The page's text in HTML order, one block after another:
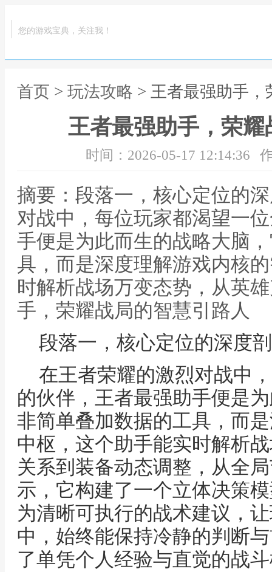
您的游戏宝典，关注我！
首页 > 玩法攻略 > 王者最强助手
王者最强助手，荣
时间：2026-05-17 12:14:36
摘要：段落一，核心定位的
对战中，每位玩家都渴望一
手便是为此而生的战略大脑
具，而是深度理解游戏内核
时解析战场万变态势，从英
手，荣耀战局的智慧引路人
段落一，核心定位的深度
在王者荣耀的激烈对战中
的伙伴，王者最强助手便是
非简单叠加数据的工具，而
中枢，这个助手能实时解析
关系到装备动态调整，从全
示，它构建了一个立体决策
为清晰可执行的战术建议，
中，始终能保持冷静的判断
了单凭个人经验与直觉的战